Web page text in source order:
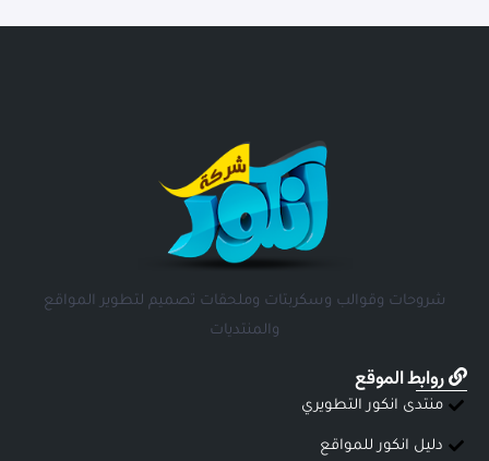
شروحات وقوالب وسكربتات وملحقات تصميم لتطوير المواقع
والمنتديات
روابط الموقع
منتدى انكور التطويري
دليل انكور للمواقع